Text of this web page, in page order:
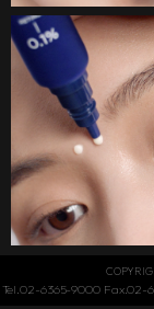
Tel.02-6365-9000 Fax.02-